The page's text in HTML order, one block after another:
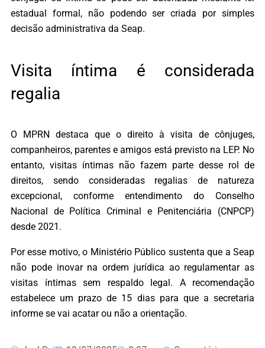
estadual formal, não podendo ser criada por simples
decisão administrativa da Seap.
Visita íntima é considerada
regalia
O MPRN destaca que o direito à visita de cônjuges,
companheiros, parentes e amigos está previsto na LEP. No
entanto, visitas íntimas não fazem parte desse rol de
direitos, sendo consideradas regalias de natureza
excepcional, conforme entendimento do Conselho
Nacional de Política Criminal e Penitenciária (CNPCP)
desde 2021.
Por esse motivo, o Ministério Público sustenta que a Seap
não pode inovar na ordem jurídica ao regulamentar as
visitas íntimas sem respaldo legal. A recomendação
estabelece um prazo de 15 dias para que a secretaria
informe se vai acatar ou não a orientação.